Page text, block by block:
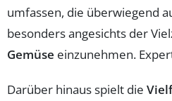
umfassen, die überwiegend
besonders angesichts der
Gemüse einzunehmen.
Darüber hinaus spielt die